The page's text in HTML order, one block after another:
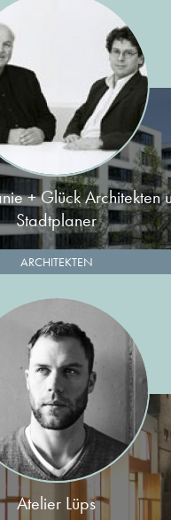
+ Glück Architekten
Stadtplaner
ARCHITEKTEN
Atelier Lüps